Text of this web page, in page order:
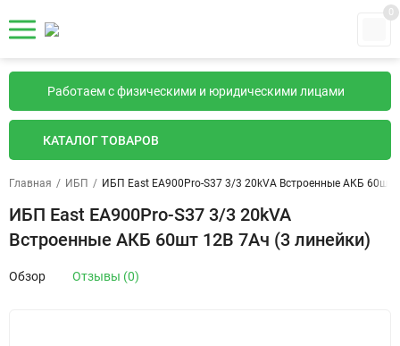
0
Работаем с физическими и юридическими лицами
КАТАЛОГ ТОВАРОВ
Главная / ИБП / ИБП East EA900Pro-S37 3/3 20kVA Встроенные АКБ 60шт
ИБП East EA900Pro-S37 3/3 20kVA
Встроенные АКБ 60шт 12В 7Ач (3 линейки)
Обзор Отзывы (0)